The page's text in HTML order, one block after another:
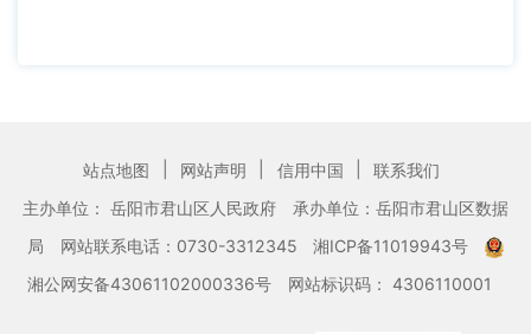
站点地图 网站声明 信用中国
联系我们
主办单位： 岳阳市君山区人民政府
承办单位：岳阳市君山区数据
局
网站联系电话：0730-3312345
湘ICP备11019943号
湘公网安备43061102000336号
网站标识码： 4306110001